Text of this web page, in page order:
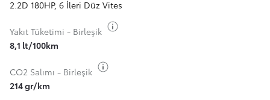
2.2D 180HP, 6 İleri Düz Vites
Yakıt Tüketimi - Birleşik
8,1 lt/100km
CO2 Salımı - Birleşik
214 gr/km